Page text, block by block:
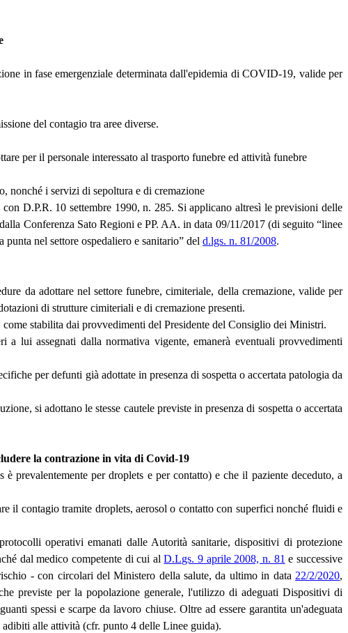
in fase emergenziale determinata dall'epidemia di COVID-19, valide per
del contagio tra aree diverse.
per il personale interessato al trasporto funebre ed attività funebre
nonché i servizi di sepoltura e di cremazione
D.P.R. 10 settembre 1990, n. 285. Si applicano altresì le previsioni delle
Conferenza Sato Regioni e PP. AA. in data 09/11/2017 (di seguito “linee
nel settore ospedaliero e sanitario” del d.lgs. n. 81/2008.
da adottare nel settore funebre, cimiteriale, della cremazione, valide per
di strutture cimiteriali e di cremazione presenti.
stabilita dai provvedimenti del Presidente del Consiglio dei Ministri.
lui assegnati dalla normativa vigente, emanerà eventuali provvedimenti
per defunti già adottate in presenza di sospetta o accertata patologia da
si adottano le stesse cautele previste in presenza di sospetta o accertata
la contrazione in vita di Covid-19
prevalentemente per droplets e per contatto) e che il paziente deceduto, a
il contagio tramite droplets, aerosol o contatto con superfici nonché fluidi e
operativi emanati dalle Autorità sanitarie, dispositivi di protezione
dal medico competente di cui alD.Lgs. 9 aprile 2008, n. 81 e successive
- con circolari del Ministero della salute, da ultimo in data 22/2/2020,
previste per la popolazione generale, l'utilizzo di adeguati Dispositivi di
spessi e scarpe da lavoro chiuse. Oltre ad essere garantita un'adeguata
alle attività (cfr. punto 4 delle Linee guida).